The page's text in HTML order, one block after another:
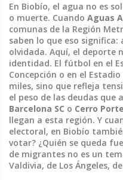
En Biobío, el agua no es
o muerte. Cuando Aguas
comunas de la Región
saben lo que eso
olvidada. Aquí, el deporte
identidad. El fútbol en el
Concepción o en el
miles, sino que refleja
el peso de las deudas que
Barcelona SC o Cerro
llegan a esta región. Y
electoral, en Biobío
votar? ¿Quién se queda
de migrantes no es un
Valdivia, de Los Ángeles,